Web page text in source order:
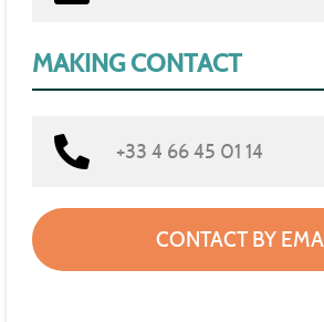
MAKING CONTACT
+33 4 66 45 01 14
CONTACT BY